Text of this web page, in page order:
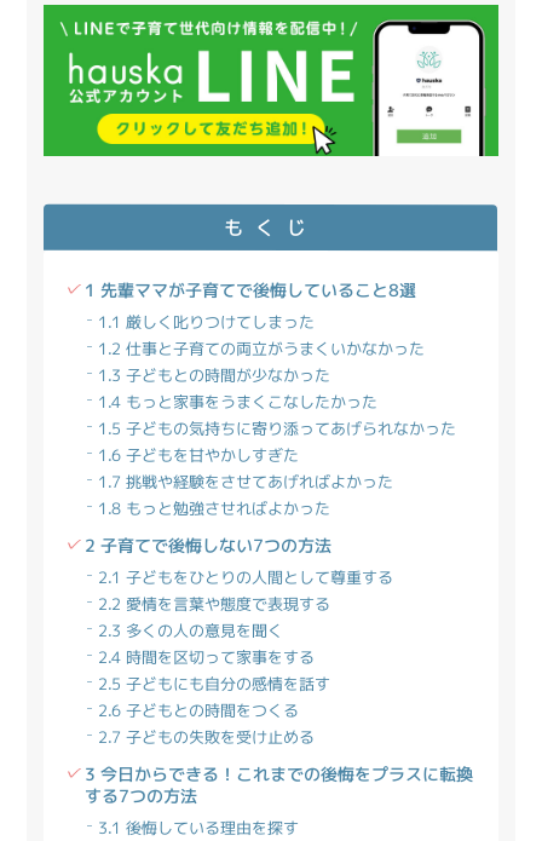
もくじ
1 先輩ママが子育てで後悔していること8選
1.1 厳しく叱りつけてしまった
1.2 仕事と子育ての両立がうまくいかなかった
1.3 子どもとの時間が少なかった
1.4 もっと家事をうまくこなしたかった
1.5 子どもの気持ちに寄り添ってあげられなかった
1.6 子どもを甘やかしすぎた
1.7 挑戦や経験をさせてあげればよかった
1.8 もっと勉強させればよかった
2 子育てで後悔しない7つの方法
2.1 子どもをひとりの人間として尊重する
2.2 愛情を言葉や態度で表現する
2.3 多くの人の意見を聞く
2.4 時間を区切って家事をする
2.5 子どもにも自分の感情を話す
2.6 子どもとの時間をつくる
2.7 子どもの失敗を受け止める
3 今日からできる！これまでの後悔をプラスに転換
する7つの方法
3.1 後悔している理由を探す